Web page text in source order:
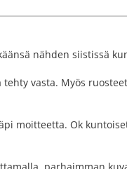
nähden siistissä
tehty vasta. Myös
moitteetta. Ok